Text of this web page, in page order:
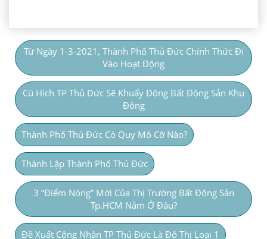
Từ Ngày 1-3-2021, Thành Phố Thủ Đức Chính Thức Đi
Vào Hoạt Động
Cú Hích TP Thủ Đức Sẽ Khuấy Động Bất Động Sản Khu
Đông
Thành Phố Thủ Đức Có Quy Mô Cỡ Nào?
Thành Lập Thành Phố Thủ Đức
3 “điểm Nóng” Mới Của Thị Trường Bất Động Sản
Tp.HCM Nằm Ở Đâu?
Đề Xuất Công Nhận TP Thủ Đức Là Đô Thị Loại 1